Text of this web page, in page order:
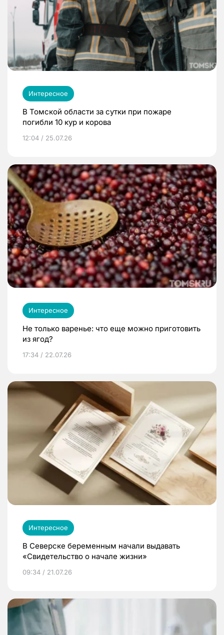
Интересное
В Томской области за сутки при пожаре
погибли 10 кур и корова
12:04 / 25.07.26
Интересное
Не только варенье: что еще можно приготовить
из ягод?
17:34 / 22.07.26
Интересное
В Северске беременным начали выдавать
«Свидетельство о начале жизни»
09:34 / 21.07.26